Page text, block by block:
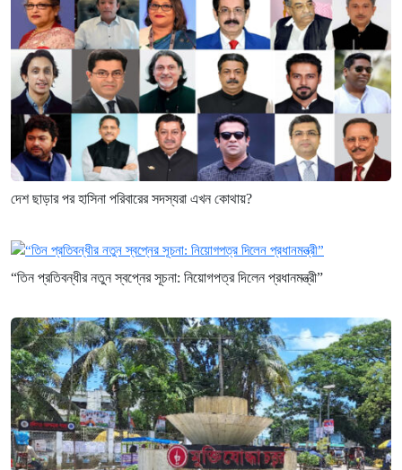
দেশ ছাড়ার পর হাসিনা পরিবারের সদস্যরা এখন কোথায়?
“তিন প্রতিবন্ধীর নতুন স্বপ্নের সূচনা: নিয়োগপত্র দিলেন প্রধানমন্ত্রী”